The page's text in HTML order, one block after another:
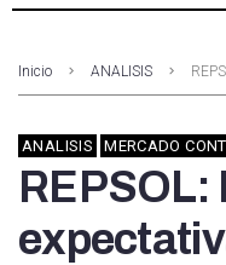
Inicio ANALISIS
ANALISIS MERCADO
REPSOL: